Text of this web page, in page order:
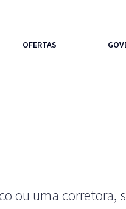
OFERTAS
ou uma corretora,